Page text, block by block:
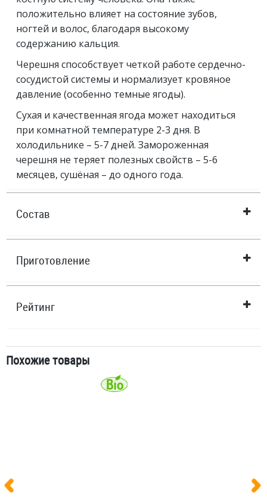
положительно влияет на состояние зубов,
ногтей и волос, благодаря высокому
содержанию кальция.
Черешня способствует четкой работе сердечно-
сосудистой системы и нормализует кровяное
давление (особенно темные ягоды).
Сухая и качественная ягода может находиться
при комнатной температуре 2-3 дня. В
холодильнике – 5-7 дней. Замороженная
черешня не теряет полезных свойств – 5-6
месяцев, сушёная – до одного года.
Состав
Приготовление
Рейтинг
Похожие товары